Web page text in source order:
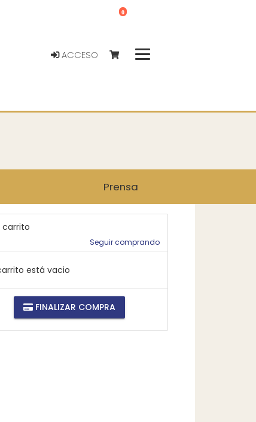
ACCESO
0
Prensa
carrito
Seguir comprando
está vacio
FINALIZAR COMPRA